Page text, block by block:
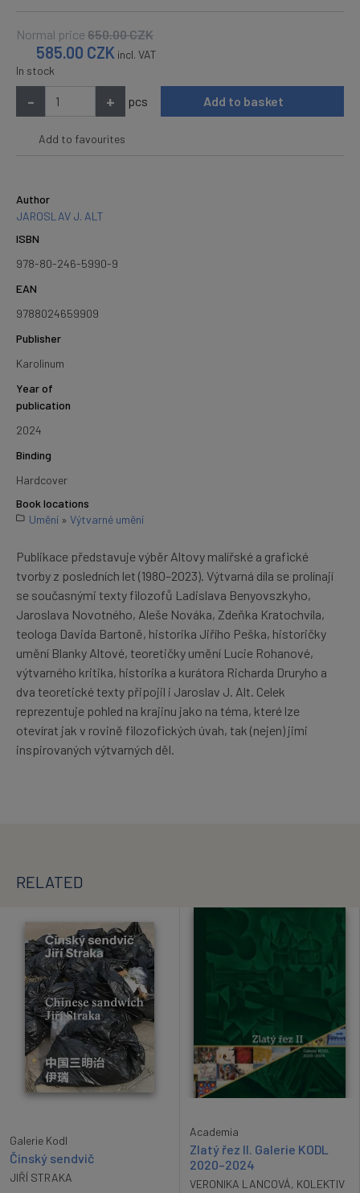
Normal price 650.00CZK
585.00 CZK incl. VAT
In stock
- + pcs Add to basket
Add to favourites
Author
JAROSLAV J. ALT
ISBN
978-80-246-5990-9
EAN
9788024659909
Publisher
Karolinum
Year of
publication
2024
Binding
Hardcover
Book locations
Umění » Výtvarné umění
Publikace představuje výběr Altovy malířské a grafické
tvorby z posledních let (1980–2023). Výtvarná díla se prolínají
se současnými texty filozofů Ladislava Benyovszkyho,
Jaroslava Novotného, Aleše Nováka, Zdeňka Kratochvíla,
teologa Davida Bartoně, historika Jiřího Peška, historičky
umění Blanky Altové, teoretičky umění Lucie Rohanové,
výtvarného kritika, historika a kurátora Richarda Druryho a
dva teoretické texty připojil i Jaroslav J. Alt. Celek
reprezentuje pohled na krajinu jako na téma, které lze
otevírat jak v rovině filozofických úvah, tak (nejen) jimi
inspirovaných výtvarných děl.
RELATED
Galerie Kodl
Čínský sendvič
JIŘÍ STRAKA
Academia
Zlatý řez II. Galerie KODL
2020–2024
VERONIKA LANCOVÁ, KOLEKTIV